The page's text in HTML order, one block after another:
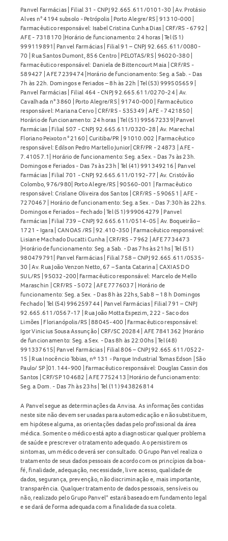
Panvel Farmácias | Filial 31 - CNPJ 92.665.611/0101-30 | Av. Protásio
Alves n° 4194 subsolo - Petrópolis | Porto Alegre/RS | 91310-000 |
Farmacêutico responsável: Isabel Cristina Cunha Dias | CRF/RS - 6792 |
AFE - 7318170 |Horário de funcionamento: 24 horas | Tel (51)
999119891| Panvel Farmácias | Filial 91 – CNPJ 92.665.611/0080-
70 | Rua Santos Dumont, 856 Centro | PELOTAS/RS | 96020-380 |
Farmacêutico responsável: Daniela de Bittencourt Maia | CRF/RS -
589427 | AFE 7239474 |Horário de funcionamento: Seg. a Sab. - Das
7h às 22h. Domingos e Feriados – 8h às 22h | Tel (53) 999505659 |
Panvel Farmácias | Filial 464 - CNPJ 92.665.611/0270-24 | Av.
Cavalhada n° 3860 | Porto Alegre/RS | 91740-000 | Farmacêutico
responsável: Mariana Cervo | CRF/RS - 535349 | AFE - 7421850 |
Horário de funcionamento: 24 horas | Tel (51) 995672339| Panvel
Farmácias | Filial 507 - CNPJ 92.665.611/0320-28 | Av. Marechal
Floriano Peixoto n° 2160 | Curitiba/PR | 91010.002 | Farmacêutico
responsável: Edilson Pedro Martello Junior| CRF/PR - 24873 | AFE -
7.41057.1| Horário de funcionamento: Seg. a Sex. - Das 7s às 23h.
Domingos e Feriados - Das 7s às 23h | Tel (41) 991349216 | Panvel
Farmácias | Filial 701 - CNPJ 92.665.611/0192-77 | Av. Cristóvão
Colombo, 976/980| Porto Alegre/RS | 90560-001 | Farmacêutico
responsável: Crislane Oliveira dos Santos | CRF/RS - 590651 | AFE -
7270467 | Horário de funcionamento: Seg. a Sex. - Das 7:30h às 22hs.
Domingos e Feriados – Fechado | Tel (51) 999064279 | Panvel
Farmácias | Filial 739 – CNPJ 92.665.611/0514-05 | Av. Boqueirão –
1721 - Igara | CANOAS /RS | 92.410-350 | Farmacêutico responsável:
Lisiane Machado Ducatti Cunha | CRF/RS - 7962 | AFE 7734473
|Horário de funcionamento: Seg. a Sab. - Das 7hs às 21hs | Tel (51)
980479791| Panvel Farmácias | Filial 758 – CNPJ 92.665.611/0535-
30 | Av. Rua João Venzon Netto, 67 – Santa Catarina | CAXIAS DO
SUL/RS | 95032-200| Farmacêutico responsável: Marcelo de Mello
Maraschin | CRF/RS - 5072 | AFE 7776037 | Horário de
funcionamento: Seg. a Sex. - Das 8h às 22hs, Sab 8 – 18 h Domingos
Fechado | Tel (54) 996259744 | Panvel Farmácias | Filial 791 – CNPJ
92.665.611/0567-17 | Rua João Motta Espezim, 222 - Saco dos
Limões | Florianópolis/RS | 88045-400 | Farmacêutico responsável:
Igor Vinicius Sousa Assunção | CRF/SC 20284 | AFE 7841362 |Horário
de funcionamento: Seg. a Sex. - Das 8h às 22:00hs | Tel (48)
991337615| Panvel Farmácias | Filial 806 – CNPJ 92.665.611/0522-
15 | Rua Inocêncio Tobias, nº 131 - Parque Industrial Tomas Edson | São
Paulo/ SP |01.144-900 | Farmacêutico responsável: Douglas Cassin dos
Santos | CRF/SP 104682 | AFE 7752413 |Horário de funcionamento:
Seg. a Dom. - Das 7h às 23hs | Tel (11) 943826814
A Panvel segue as determinações da Anvisa. As informações contidas
neste site não devem ser usadas para automedicação e não substituem,
em hipótese alguma, as orientações dadas pelo profissional da área
médica. Somente o médico está apto a diagnosticar qualquer problema
de saúde e prescrever o tratamento adequado. Ao persistirem os
sintomas, um médico deverá ser consultado. O Grupo Panvel realiza o
tratamento de seus dados pessoais de acordo com os princípios da boa-
fé, finalidade, adequação, necessidade, livre acesso, qualidade de
dados, segurança, prevenção, não discriminação e, mais importante,
transparência. Qualquer tratamento de dados pessoais, sensíveis ou
não, realizado pelo Grupo Panvel* estará baseado em fundamento legal
e se dará de forma adequada com a finalidade da sua coleta.